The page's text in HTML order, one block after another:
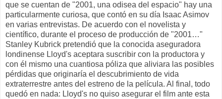
que se cuentan de "2001, una odisea del espacio" hay una
particularmente curiosa, que contó en su día Isaac Asimov
en varias entrevistas. De acuerdo con el novelista y
científico, durante el proceso de producción de "2001…"
Stanley Kubrick pretendió que la conocida aseguradora
londinense Lloyd's aceptara suscribir con la productora y
con él mismo una cuantiosa póliza que aliviara las posibles
pérdidas que originaría el descubrimiento de vida
extraterrestre antes del estreno de la película. Al final, todo
quedó en nada: Lloyd's no quiso asegurar el film ante esta